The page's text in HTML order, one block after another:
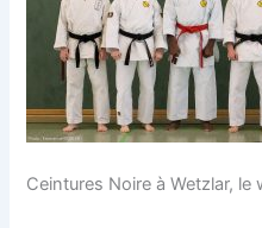
Ceintures Noire à Wetzlar,